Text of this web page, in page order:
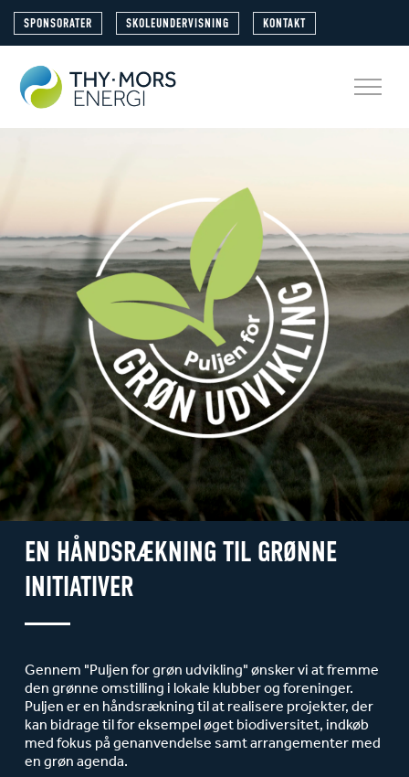
SPONSORATER SKOLEUNDERVISNING KONTAKT
EN HÅNDSRÆKNING TIL GRØNNE
INITIATIVER
Gennem "Puljen for grøn udvikling" ønsker vi at fremme
den grønne omstilling i lokale klubber og foreninger.
Puljen er en håndsrækning til at realisere projekter, der
kan bidrage til for eksempel øget biodiversitet, indkøb
med fokus på genanvendelse samt arrangementer med
en grøn agenda.